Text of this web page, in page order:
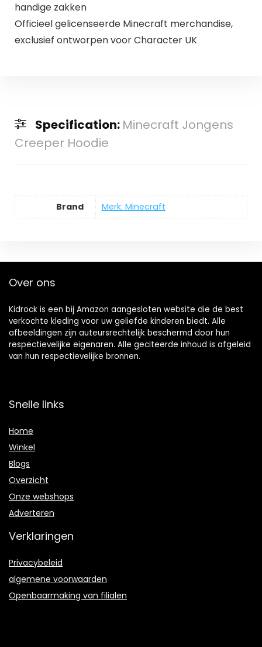
handige zakken
Officieel gelicenseerde Minecraft merchandise,
exclusief ontworpen voor Character UK
Specification: Minecraft Jongens
Creeper Hoodie
Brand Merk: Minecraft
Over ons
Kidrock is een bij Amazon aangesloten website die de best
verkochte kleding voor uw geliefde kinderen biedt. Alle
afbeeldingen zijn auteursrechtelijk beschermd door hun
respectievelijke eigenaren. Alle geciteerde inhoud is afgeleid
van hun respectievelijke bronnen.
Snelle links
Home
Winkel
Blogs
Overzicht
Onze webshops
Adverteren
Verklaringen
Privacybeleid
algemene voorwaarden
Openbaarmaking van filialen